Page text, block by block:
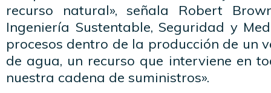
recurso natural», señala Robert
Ingeniería Sustentable, Seguridad y
procesos dentro de la producción de un
de agua, un recurso que interviene en
nuestra cadena de suministros».